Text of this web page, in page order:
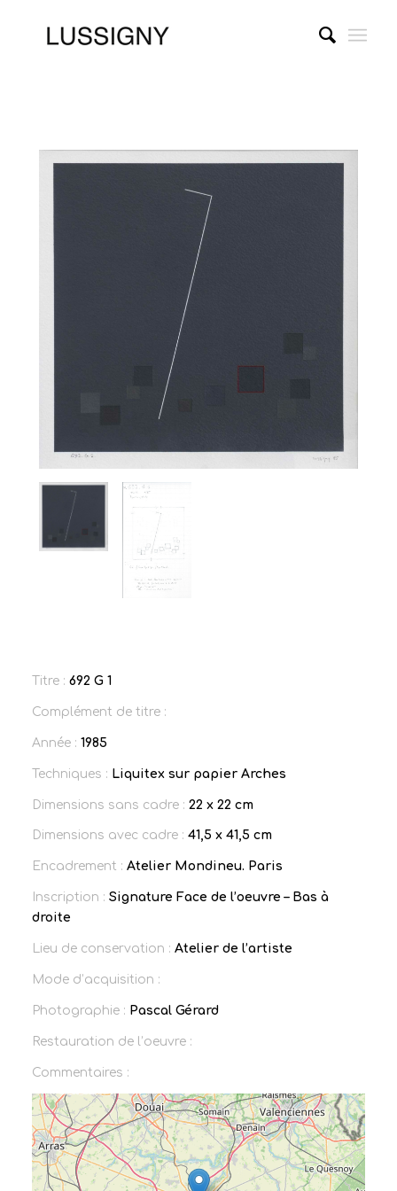
Titre : 692 G 1
Complément de titre :
Année : 1985
Techniques : Liquitex sur papier Arches
Dimensions sans cadre : 22 x 22 cm
Dimensions avec cadre : 41,5 x 41,5 cm
Encadrement : Atelier Mondineu. Paris
Inscription : Signature Face de l’oeuvre – Bas à
droite
Lieu de conservation : Atelier de l’artiste
Mode d’acquisition :
Photographie : Pascal Gérard
Restauration de l’oeuvre :
Commentaires :